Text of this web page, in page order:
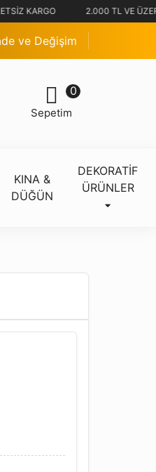
KARGO 2.000 TL VE
ve Değişim
Sepetim
0
KINA &
DÜĞÜN
DEKORATİF
ÜRÜNLER